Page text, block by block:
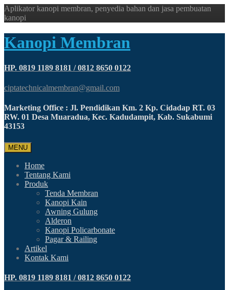
Aplikator kanopi membran, penyedia bahan dan jasa pembuatan
kanopi
Kanopi Membran
HP. 0819 1189 8181 / 0812 8650 0122
ciptatechnicalmembran@gmail.com
Marketing Office : Jl. Pendidikan Km. 2 Kp. Cidadap RT. 03
RW. 01 Desa Muaradua, Kec. Kadudampit, Kab. Sukabumi
43153
MENU
Home
Tentang Kami
Produk
Tenda Membran
Kanopi Kain
Awning Gulung
Alderon
Kanopi Policarbonate
Pagar & Railing
Artikel
Kontak Kami
HP. 0819 1189 8181 / 0812 8650 0122